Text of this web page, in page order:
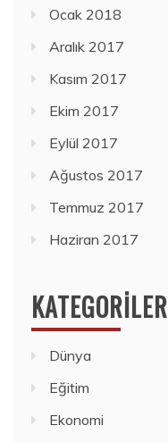
Ocak 2018
Aralık 2017
Kasım 2017
Ekim 2017
Eylül 2017
Ağustos 2017
Temmuz 2017
Haziran 2017
KATEGORILER
Dünya
Eğitim
Ekonomi